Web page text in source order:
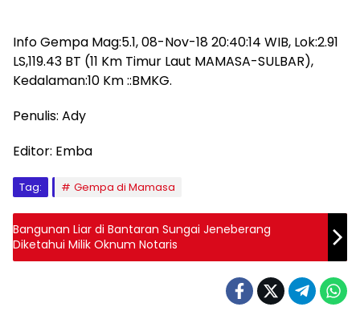
Info Gempa Mag:5.1, 08-Nov-18 20:40:14 WIB, Lok:2.91
LS,119.43 BT (11 Km Timur Laut MAMASA-SULBAR),
Kedalaman:10 Km ::BMKG.
Penulis: Ady
Editor: Emba
Tag: Gempa di Mamasa
Bangunan Liar di Bantaran Sungai Jeneberang
Diketahui Milik Oknum Notaris